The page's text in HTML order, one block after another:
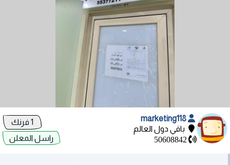
باقي دول العالم
50608842
راسل المعلن